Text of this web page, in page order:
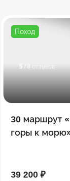
Поход
5 / 8 отзывов
30 маршрут
горы к
39 200 ₽